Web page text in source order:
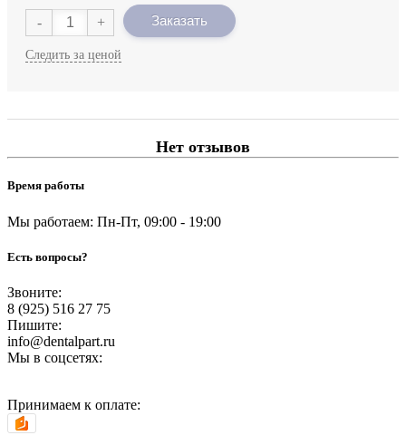
- + Заказать
Следить за ценой
Нет отзывов
Время работы
Мы работаем: Пн-Пт, 09:00 - 19:00
Есть вопросы?
Звоните:
8 (925) 516 27 75
Пишите:
info@dentalpart.ru
Мы в соцсетях:
Принимаем к оплате: